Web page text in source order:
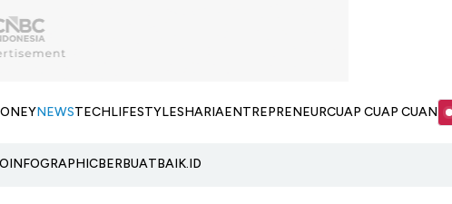
NEWSTECHLIFESTYLESHARIAENTREPRENEURCUAP CUAP CUAN
INFOGRAPHICBERBUATBAIK.ID